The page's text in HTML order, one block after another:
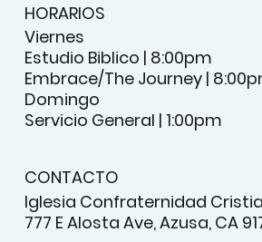
HORARIOS
Viernes
Estudio Biblico | 8:00pm
Embrace/The Journey |
Domingo
Servicio General | 1:00pm
CONTACTO
Iglesia Confraternidad
777 E Alosta Ave, Azusa, CA